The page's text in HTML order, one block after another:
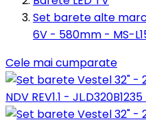
Set barete alte
6V - 580mm - MS-
Cele mai cumparate